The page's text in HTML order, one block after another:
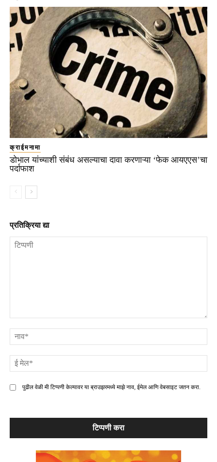
क्राईमनामा
डोभाल यांच्याशी संबंध असल्याचा दावा करणाऱ्या ‘फेक आयएएस’चा
पर्दाफाश
प्रतिक्रिया द्या
पुढील वेळी मी टिप्पणी केल्यावर या ब्राउझरमध्ये माझे नाव, ईमेल आणि वेबसाइट जतन करा.